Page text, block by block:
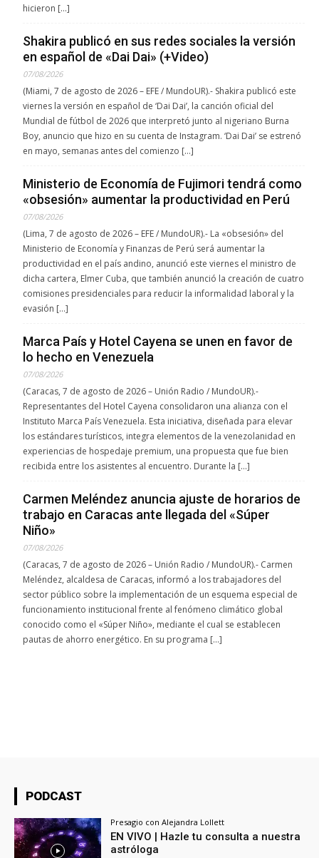
hicieron […]
Shakira publicó en sus redes sociales la versión
en español de «Dai Dai» (+Video)
07/08/2026
(Miami, 7 de agosto de 2026 – EFE / MundoUR).- Shakira publicó este
viernes la versión en español de ‘Dai Dai’, la canción oficial del
Mundial de fútbol de 2026 que interpretó junto al nigeriano Burna
Boy, anuncio que hizo en su cuenta de Instagram. ‘Dai Dai’ se estrenó
en mayo, semanas antes del comienzo […]
Ministerio de Economía de Fujimori tendrá como
«obsesión» aumentar la productividad en Perú
07/08/2026
(Lima, 7 de agosto de 2026 – EFE / MundoUR).- La «obsesión» del
Ministerio de Economía y Finanzas de Perú será aumentar la
productividad en el país andino, anunció este viernes el ministro de
dicha cartera, Elmer Cuba, que también anunció la creación de cuatro
comisiones presidenciales para reducir la informalidad laboral y la
evasión […]
Marca País y Hotel Cayena se unen en favor de
lo hecho en Venezuela
07/08/2026
(Caracas, 7 de agosto de 2026 – Unión Radio / MundoUR).-
Representantes del Hotel Cayena consolidaron una alianza con el
Instituto Marca País Venezuela. Esta iniciativa, diseñada para elevar
los estándares turísticos, integra elementos de la venezolanidad en
experiencias de hospedaje premium, una propuesta que fue bien
recibida entre los asistentes al encuentro. Durante la […]
Carmen Meléndez anuncia ajuste de horarios de
trabajo en Caracas ante llegada del «Súper
Niño»
07/08/2026
(Caracas, 7 de agosto de 2026 – Unión Radio / MundoUR).- Carmen
Meléndez, alcaldesa de Caracas, informó a los trabajadores del
sector público sobre la implementación de un esquema especial de
funcionamiento institucional frente al fenómeno climático global
conocido como el «Súper Niño», mediante el cual se establecen
pautas de ahorro energético. En su programa […]
PODCAST
Presagio con Alejandra Lollett
EN VIVO | Hazle tu consulta a nuestra
astróloga